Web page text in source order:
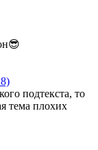
подтекста, то
тема плохих